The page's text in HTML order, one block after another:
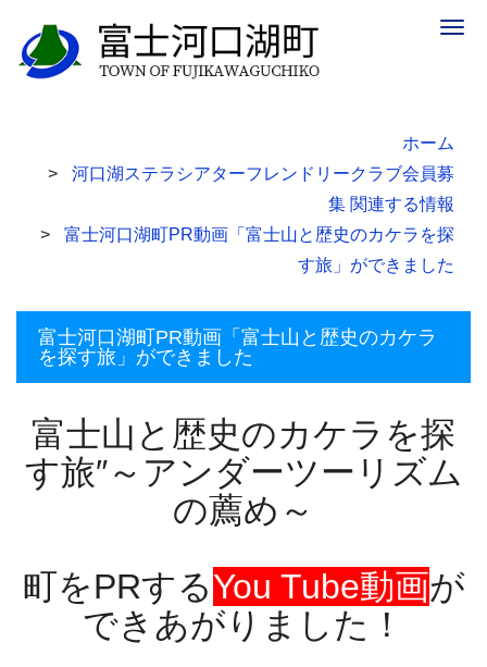
ホーム
河口湖ステラシアターフレンドリークラブ会員募
集 関連する情報
富士河口湖町PR動画「富士山と歴史のカケラを探
す旅」ができました
富士河口湖町PR動画「富士山と歴史のカケラ
を探す旅」ができました
富士山と歴史のカケラを探
す旅″～アンダーツーリズム
の薦め～
町をPRするYou Tube動画が
できあがりました！